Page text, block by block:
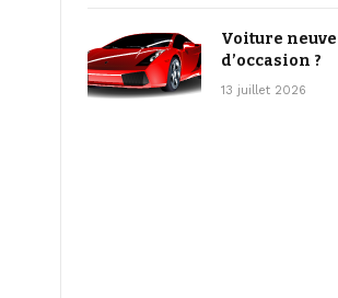
Voiture neuve
d’occasion ?
13 juillet 2026